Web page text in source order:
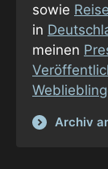
sowie
in
meinen
Archiv